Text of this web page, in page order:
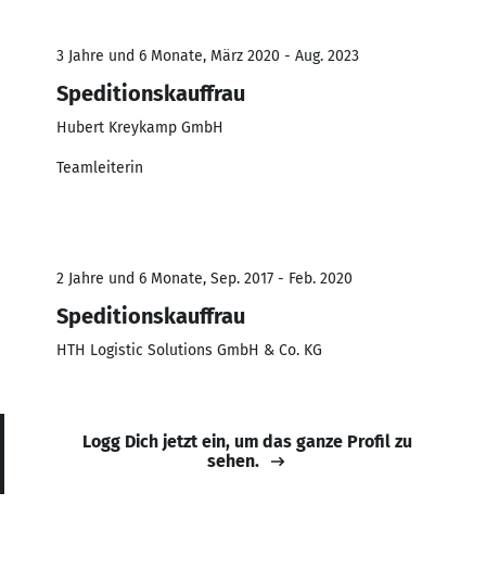
3 Jahre und 6 Monate, März 2020 - Aug. 2023
Speditionskauffrau
Hubert Kreykamp GmbH
Teamleiterin
2 Jahre und 6 Monate, Sep. 2017 - Feb. 2020
Speditionskauffrau
HTH Logistic Solutions GmbH & Co. KG
Logg Dich jetzt ein, um das ganze Profil zu
sehen.